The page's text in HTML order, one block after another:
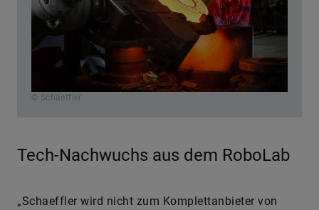
© Schaeffler
Tech-Nachwuchs aus dem RoboLab
„Schaeffler wird nicht zum Komplettanbieter von